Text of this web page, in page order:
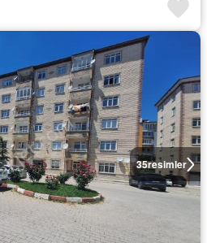
35resimler